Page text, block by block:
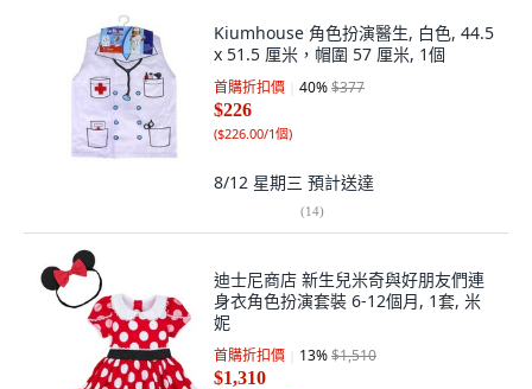
Kiumhouse 角色扮演醫生, 白色, 44.5
x 51.5 厘米，帽圍 57 厘米, 1個
首購折扣價 40%$377
$226
($226.00/1個)
8/12 星期三 預計送達
(14)
迪士尼商店 新生兒米奇與好朋友們連
身衣角色扮演套裝 6-12個月, 1套, 米
妮
首購折扣價 13%$1,510
$1,310